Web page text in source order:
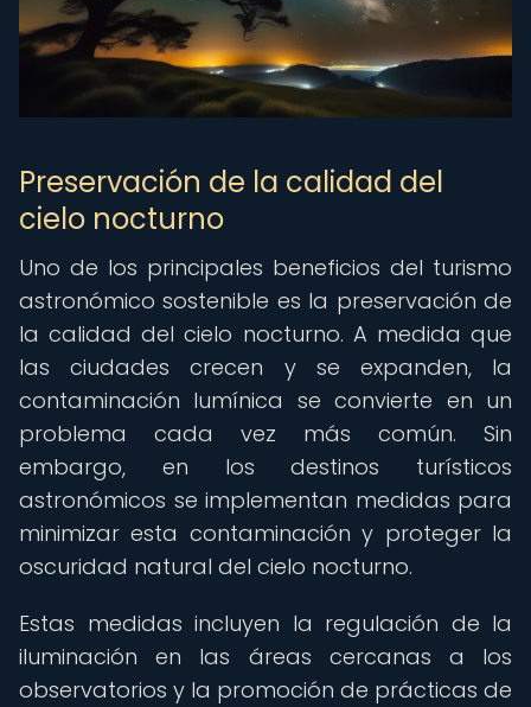
Preservación de la calidad del
cielo nocturno
Uno de los principales beneficios del turismo
astronómico sostenible es la preservación de
la calidad del cielo nocturno. A medida que
las ciudades crecen y se expanden, la
contaminación lumínica se convierte en un
problema cada vez más común. Sin
embargo, en los destinos turísticos
astronómicos se implementan medidas para
minimizar esta contaminación y proteger la
oscuridad natural del cielo nocturno.
Estas medidas incluyen la regulación de la
iluminación en las áreas cercanas a los
observatorios y la promoción de prácticas de